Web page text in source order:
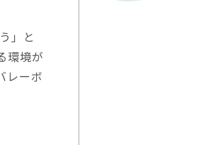
」と
環境が
レーボ